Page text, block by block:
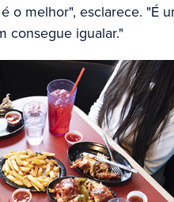
o melhor", esclarece. "É
consegue igualar."